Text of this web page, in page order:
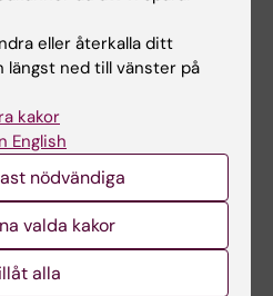
23 jun 2026
Fler farliga
prostatacancerfall
hittas med nytt
blodtest
Ett nytt blodtest kan göra det
lättare att hitta de farligaste
eller återkalla ditt
längst ned till vänster på
kakor
English
nödvändiga
valda kakor
alla